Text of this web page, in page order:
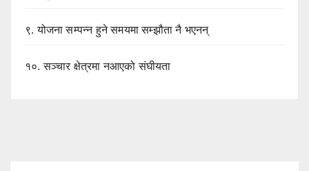
९.योजना सम्पन्न हुने समयमा सम्झौता नै भएनन्
१०.सञ्चार क्षेत्रमा नआएको संघीयता